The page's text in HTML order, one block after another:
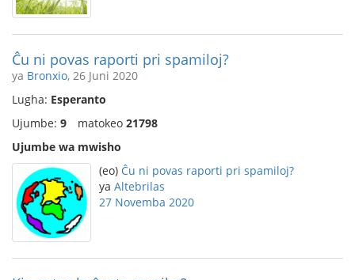
Ĉu ni povas raporti pri spamiloj?
ya Bronxio, 26 Juni 2020
Lugha: Esperanto
Ujumbe: 9 matokeo 21798
Ujumbe wa mwisho
(eo) Ĉu ni povas raporti pri spamiloj?
ya Altebrilas
27 Novemba 2020